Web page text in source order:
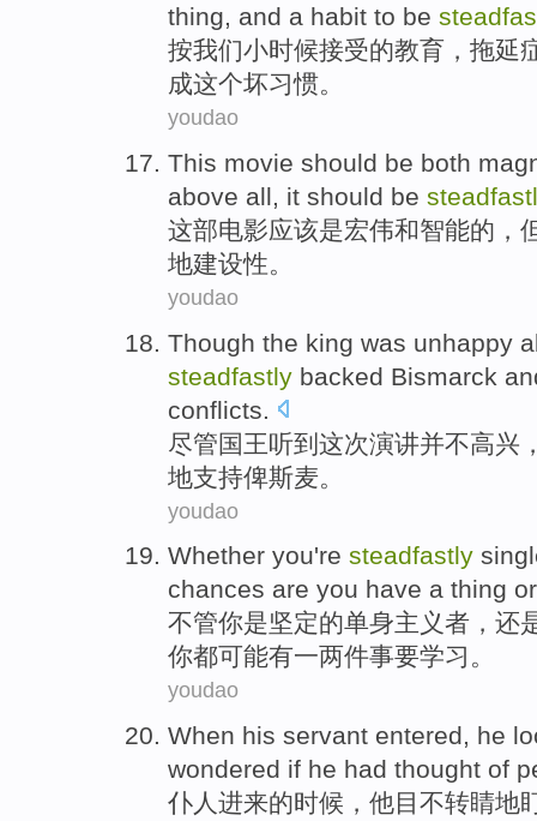
thing, and a habit to be
按我们小时候接受的教育 ， 拖延
成这个坏习惯。
youdao
This movie should be both
above all, it should be
这部电影应该是宏伟和智能的，
地建设性。
youdao
Though the king was unhappy
steadfastly backed Bismarck
conflicts
尽管国王听到这次演讲并不高兴
地支持俾斯麦。
youdao
Whether you're steadfastly
chances are you have a thing
不管你是坚定的单身主义者， 还
你都可能有一两件事要学习 。
youdao
When his servant entered, he
wondered if he had thought of
仆人 进来的时候 ， 他目不转睛地